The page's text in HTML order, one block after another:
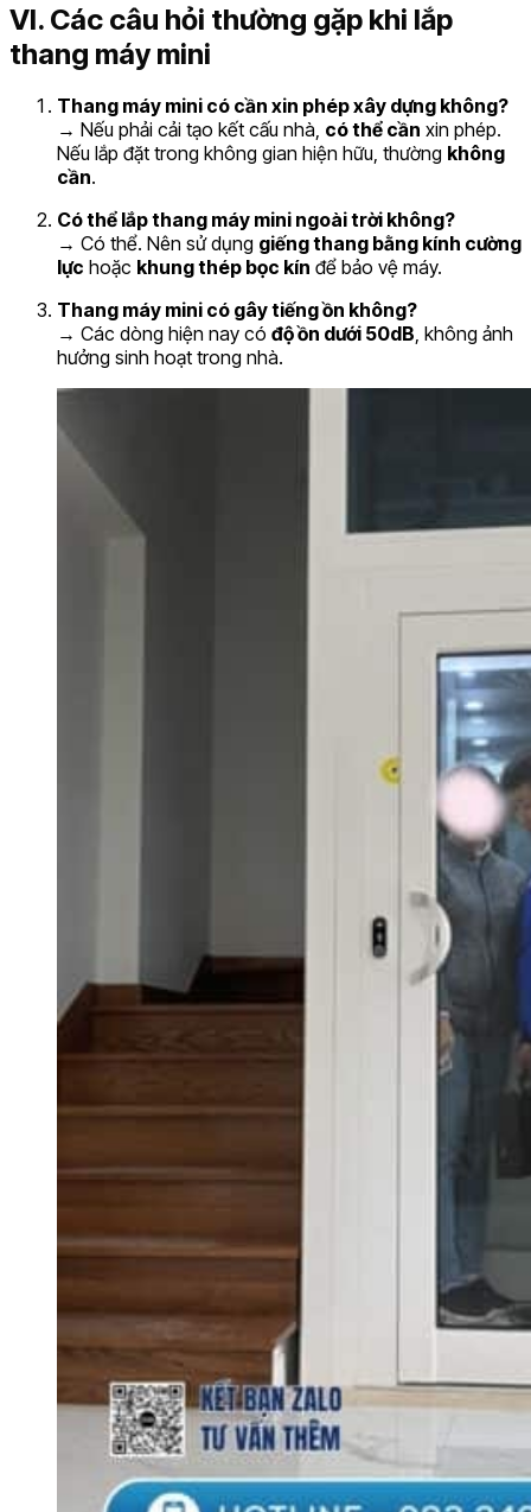
VI. Các câu hỏi thường gặp khi lắp
thang máy mini
Thang máy mini có cần xin phép xây dựng không?
→ Nếu phải cải tạo kết cấu nhà, có thể cần xin phép.
Nếu lắp đặt trong không gian hiện hữu, thường không
cần.
Có thể lắp thang máy mini ngoài trời không?
→ Có thể. Nên sử dụng giếng thang bằng kính cường
lực hoặc khung thép bọc kín để bảo vệ máy.
Thang máy mini có gây tiếng ồn không?
→ Các dòng hiện nay có độ ồn dưới 50dB, không ảnh
hưởng sinh hoạt trong nhà.